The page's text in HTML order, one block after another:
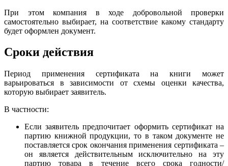
При этом компания в ходе добровольной проверки
самостоятельно выбирает, на соответствие какому стандарту
будет оформлен документ.
Сроки действия
Период применения сертификата на книги может
варьироваться в зависимости от схемы оценки качества,
которую выбирает заявитель.
В частности:
Если заявитель предпочитает оформить сертификат на
партию книжной продукции, то в таком документе не
поставляется срок окончания применения сертификата –
он является действительным исключительно на эту
партию товара в течение всего срока годности/